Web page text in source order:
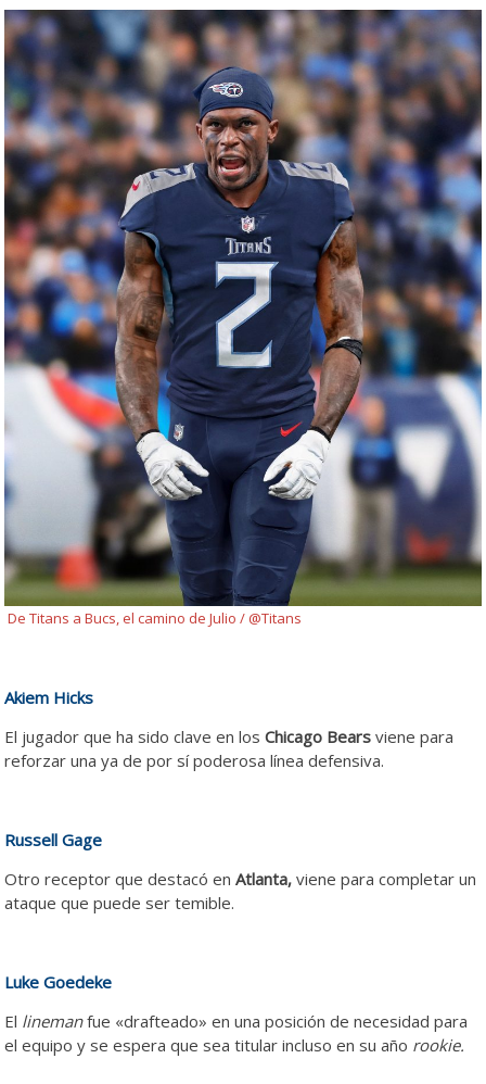
De Titans a Bucs, el camino de Julio / @Titans
Akiem Hicks
El jugador que ha sido clave en losChicago Bears viene para
reforzar una ya de por sí poderosa línea defensiva.
Russell Gage
Otro receptor que destacó enAtlanta, viene para completar un
ataque que puede ser temible.
Luke Goedeke
El linemanfue «drafteado» en una posición de necesidad para
el equipo y se espera que sea titular incluso en su año rookie.